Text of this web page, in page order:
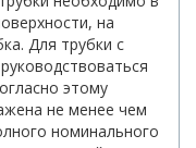
на
Для трубки с
этому
не менее чем
номинального